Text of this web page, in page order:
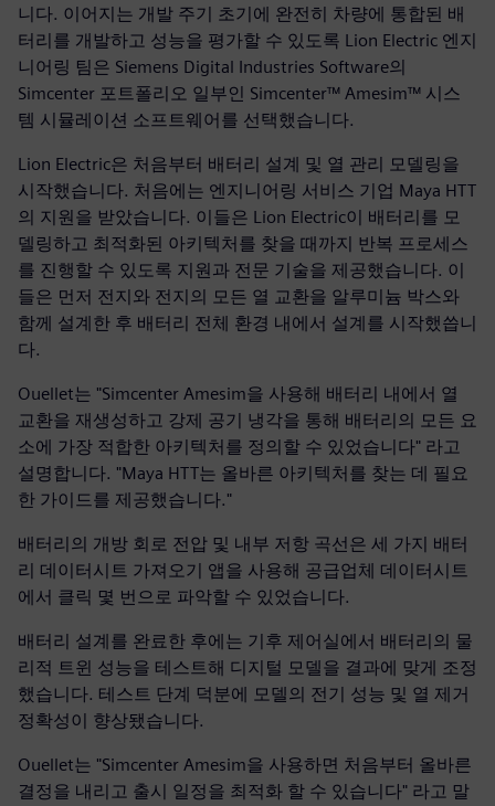
니다. 이어지는 개발 주기 초기에 완전히 차량에 통합된 배
터리를 개발하고 성능을 평가할 수 있도록 Lion Electric 엔지
니어링 팀은 Siemens Digital Industries Software의
Simcenter 포트폴리오 일부인 Simcenter™ Amesim™ 시스
템 시뮬레이션 소프트웨어를 선택했습니다.
Lion Electric은 처음부터 배터리 설계 및 열 관리 모델링을
시작했습니다. 처음에는 엔지니어링 서비스 기업 Maya HTT
의 지원을 받았습니다. 이들은 Lion Electric이 배터리를 모
델링하고 최적화된 아키텍처를 찾을 때까지 반복 프로세스
를 진행할 수 있도록 지원과 전문 기술을 제공했습니다. 이
들은 먼저 전지와 전지의 모든 열 교환을 알루미늄 박스와
함께 설계한 후 배터리 전체 환경 내에서 설계를 시작했씁니
다.
Ouellet는 "Simcenter Amesim을 사용해 배터리 내에서 열
교환을 재생성하고 강제 공기 냉각을 통해 배터리의 모든 요
소에 가장 적합한 아키텍처를 정의할 수 있었습니다" 라고
설명합니다. "Maya HTT는 올바른 아키텍처를 찾는 데 필요
한 가이드를 제공했습니다."
배터리의 개방 회로 전압 및 내부 저항 곡선은 세 가지 배터
리 데이터시트 가져오기 앱을 사용해 공급업체 데이터시트
에서 클릭 몇 번으로 파악할 수 있었습니다.
배터리 설계를 완료한 후에는 기후 제어실에서 배터리의 물
리적 트윈 성능을 테스트해 디지털 모델을 결과에 맞게 조정
했습니다. 테스트 단계 덕분에 모델의 전기 성능 및 열 제거
정확성이 향상됐습니다.
Ouellet는 "Simcenter Amesim을 사용하면 처음부터 올바른
결정을 내리고 출시 일정을 최적화 할 수 있습니다" 라고 말